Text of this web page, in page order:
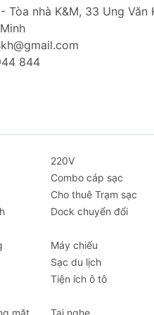
Tòa nhà K&M, 33 Ung Văn
844
220V
Combo cáp sạc
Cho thuê Trạm sạc
Dock chuyển đổi
Máy chiếu
Sạc du lịch
Tiện ích ô tô
mặt Tai nghe